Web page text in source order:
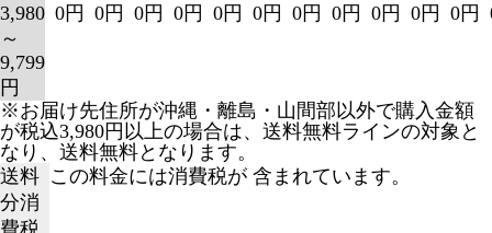
3,980
～
9,799
円
0円 0円 0円 0円 0円 0円 0円 0円 0円 0円 0円
※お届け先住所が沖縄・離島・山間部以外で購入金額
が税込3,980円以上の場合は、送料無料ラインの対象と
なり、送料無料となります。
送料
分消
この料金には消費税が 含まれています。